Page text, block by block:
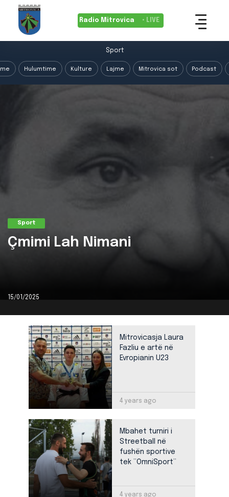
Radio Mitrovica • LIVE
Sport
Hulumtime Kulture Lajme Mitrovica sot Podcast
Sport
Çmimi Lah Nimani
15/01/2025
Mitrovicasja Laura
Fazliu e artë në
Evropianin U23
4 years ago
Mbahet turniri i
Streetball në
fushën sportive
tek ”OmniSport”
4 years ago